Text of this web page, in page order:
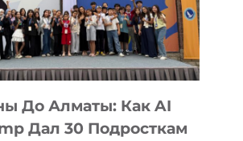
До Алматы: Как AI
Дал 30 Подросткам